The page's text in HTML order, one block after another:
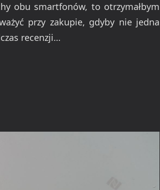
obu smartfonów, to otrzymałbym
przy zakupie, gdyby nie jedna
recenzji…